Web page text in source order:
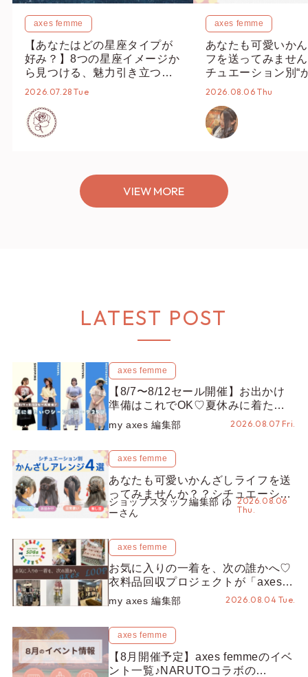
axes femme
【あなたはどの星座タイプが
好み？】8つの星座イメージか
ら見つける、魅力引き立つス
タイリング♡
2026.07.28 Tue
axes femme
あなたも可愛いか
フを送ってみませ
チュエーション別“
オススメ【ショッ
2026.08.06 Thu
VIEW MORE
LATEST POST
axes femme
【8/7〜8/12セール開催】お出かけ
準備はこれでOK♡夏休みに着たい
コーデ25選をシーン別に徹底解説！
my axes 編集部 2026.08.07 Fri.
axes femme
あなたも可愛いかんざしライフを送
ってみませんか？？シチュエーショ
ン別“かんざし”のオススメ【ショッ
プスタッフ編集部】
ショップスタッフ編集部 ゆ
ーさん
2026.08.06
Thu.
axes femme
お気に入りの一着を、次の誰かへ♡
衣料品回収プロジェクトが「axes
LOOP」にアップデート！活用する
とポイントが手に入る◎
my axes 編集部 2026.08.04 Tue.
axes femme
【8月開催予定】axes femmeのイベ
ント一覧♪NARUTOコラボの